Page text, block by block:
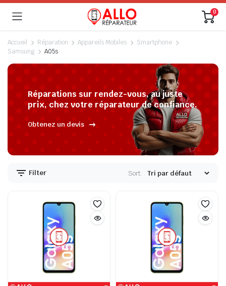
0
Accueil Réparation Appareils Mobiles
Smartphone
Samsung
A05s
Réparations sur rendez-vous, au juste
prix, chez votre réparateur de confiance.
Obtenez un devis
Filter Sort: